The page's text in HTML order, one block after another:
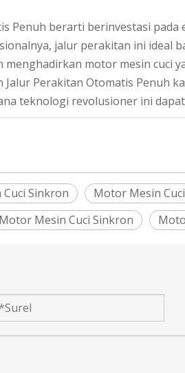
Penuh berarti berinvestasi pada
jalur perakitan ini ideal
motor mesin cuci
Jalur Perakitan Otomatis Penuh
teknologi revolusioner ini
Sinkron
Motor Mesin
Mesin Cuci Sinkron